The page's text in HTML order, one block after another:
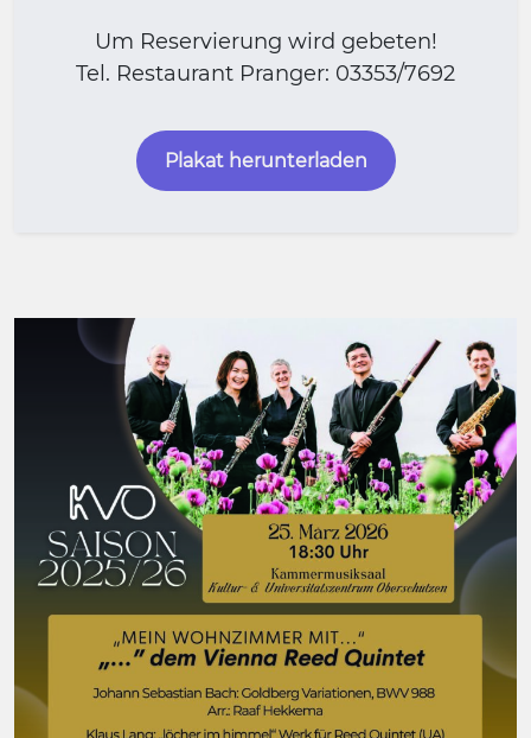
Um Reservierung wird gebeten!
Tel. Restaurant Pranger: 03353/7692
Plakat herunterladen